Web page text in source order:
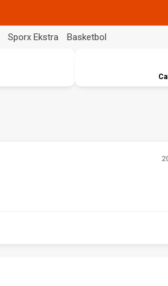
Sporx Ekstra Basketbol